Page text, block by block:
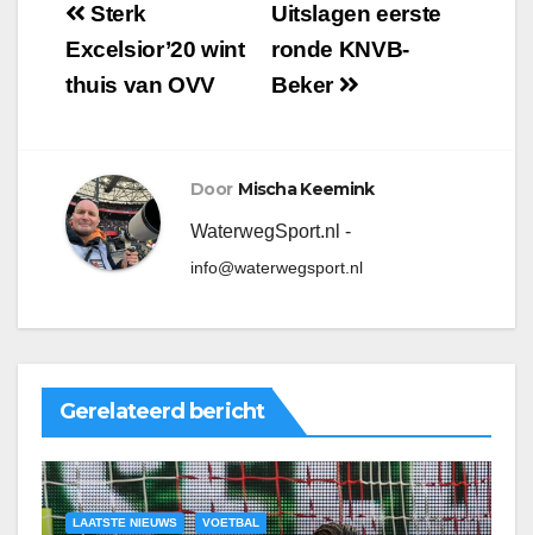
Uitslagen eerste
ronde KNVB-
Beker
Sterk
Excelsior’20 wint
thuis van OVV
Door Mischa Keemink
WaterwegSport.nl -
info@waterwegsport.nl
Gerelateerd bericht
LAATSTE NIEUWS VOETBAL